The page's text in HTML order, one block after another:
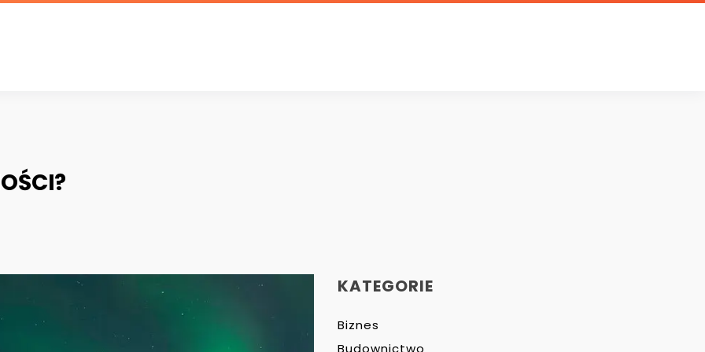
KATEGORIE
Biznes
Budownictwo